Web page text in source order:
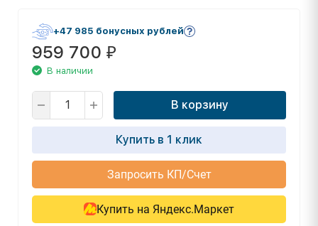
+47 985 бонусных рублей
959 700 ₽
В наличии
В корзину
Купить в 1 клик
Запросить КП/Счет
Купить на Яндекс.Маркет